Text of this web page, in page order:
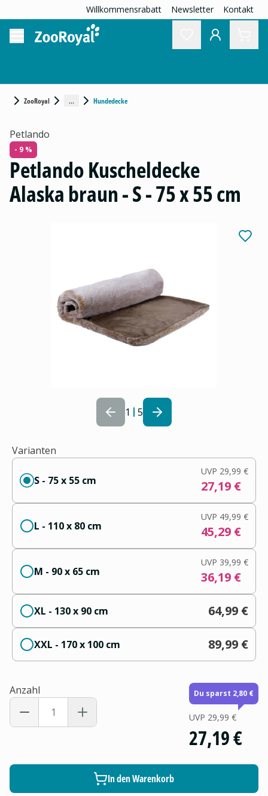
Willkommensrabatt Newsletter Kontakt
ZooRoyal ... Hundedecke
1 5
Petlando
- 9 %
Petlando Kuscheldecke
Alaska braun - S - 75 x 55 cm
Varianten
S - 75 x 55 cm
UVP 29,99 €
27,19 €
L - 110 x 80 cm
UVP 49,99 €
45,29 €
M - 90 x 65 cm
UVP 39,99 €
36,19 €
XL - 130 x 90 cm 64,99 €
XXL - 170 x 100 cm 89,99 €
Anzahl Du sparst 2,80 €
UVP 29,99 €
27,19 €
In den Warenkorb